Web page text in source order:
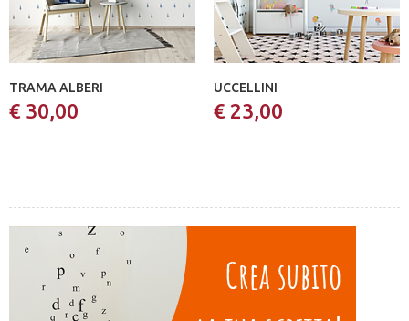
TRAMA ALBERI
€ 30,00
UCCELLINI
€ 23,00